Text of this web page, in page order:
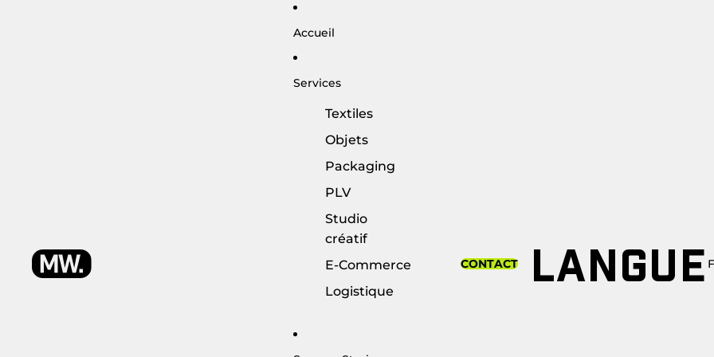
Accueil
Services
Textiles
Objets
Packaging
PLV
Studio
créatif
E-Commerce
Logistique
CONTACT LANGUE